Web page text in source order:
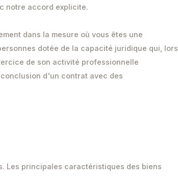
notre accord explicite.
dans la mesure où vous êtes une
dotée de la capacité juridique qui, lors
de son activité professionnelle
d'un contrat avec des
Les principales caractéristiques des biens